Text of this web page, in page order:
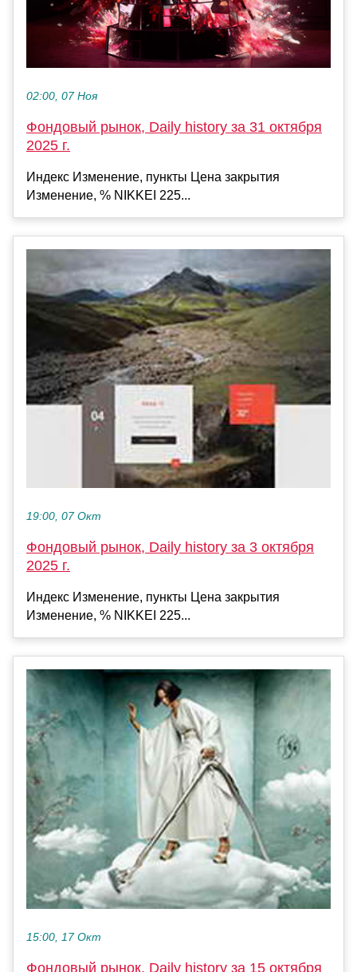
02:00, 07 Ноя
Фондовый рынок, Daily history за 31 октября
2025 г.
Индекс Изменение, пункты Цена закрытия
Изменение, % NIKKEI 225...
19:00, 07 Окт
Фондовый рынок, Daily history за 3 октября
2025 г.
Индекс Изменение, пункты Цена закрытия
Изменение, % NIKKEI 225...
15:00, 17 Окт
Фондовый рынок, Daily history за 15 октября